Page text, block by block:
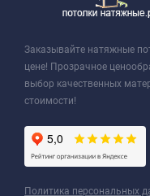
Заказывайте натяжные
цене! Прозрачное
выбор качественных
стоимости!
Политика персональных